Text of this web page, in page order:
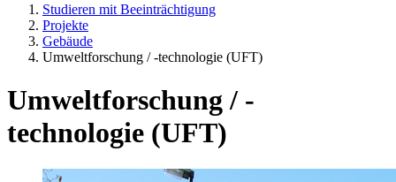
Studieren mit Beeinträchtigung
Projekte
Gebäude
Umweltforschung / -technologie (UFT)
Umweltforschung / -
technologie (UFT)